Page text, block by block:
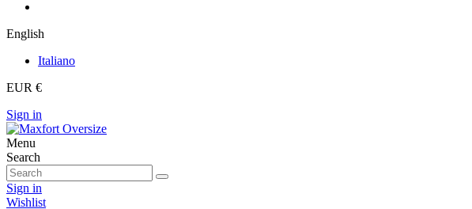
English
Italiano
EUR €
Sign in
Menu
Search
Sign in
Wishlist